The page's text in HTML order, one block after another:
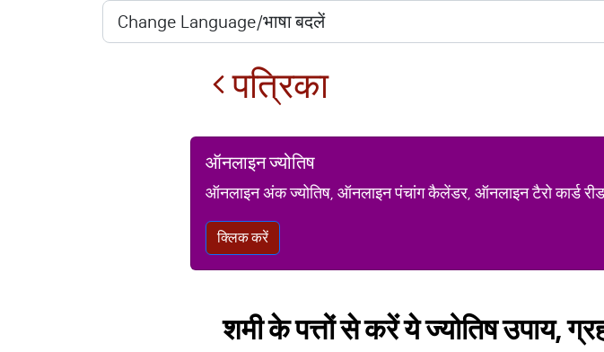
पत्रिका
ऑनलाइन ज्योतिष
ऑनलाइन अंक ज्योतिष, ऑनलाइन पंचांग कैलेंडर, ऑनलाइन टैरो कार्ड
क्लिक करें
शमी के पत्तों से करें ये ज्योतिष उपाय,